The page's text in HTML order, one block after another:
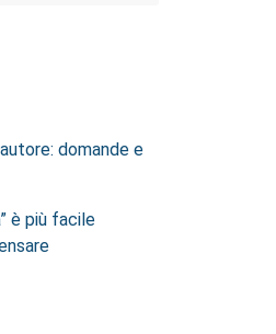
domande e
è più facile